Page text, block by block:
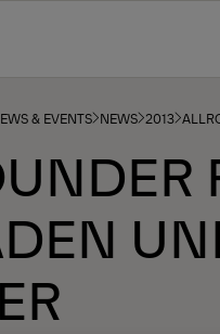
& EVENTS NEWS 2013